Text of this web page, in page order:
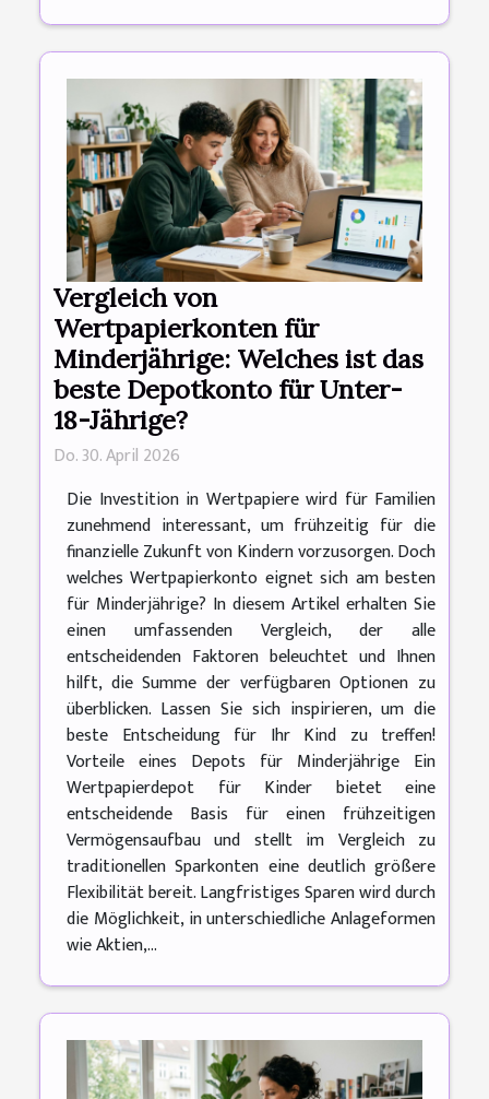
Vergleich von
Wertpapierkonten für
Minderjährige: Welches ist das
beste Depotkonto für Unter-
18-Jährige?
Do. 30. April 2026
Die Investition in Wertpapiere wird für Familien
zunehmend interessant, um frühzeitig für die
finanzielle Zukunft von Kindern vorzusorgen. Doch
welches Wertpapierkonto eignet sich am besten
für Minderjährige? In diesem Artikel erhalten Sie
einen umfassenden Vergleich, der alle
entscheidenden Faktoren beleuchtet und Ihnen
hilft, die Summe der verfügbaren Optionen zu
überblicken. Lassen Sie sich inspirieren, um die
beste Entscheidung für Ihr Kind zu treffen!
Vorteile eines Depots für Minderjährige Ein
Wertpapierdepot für Kinder bietet eine
entscheidende Basis für einen frühzeitigen
Vermögensaufbau und stellt im Vergleich zu
traditionellen Sparkonten eine deutlich größere
Flexibilität bereit. Langfristiges Sparen wird durch
die Möglichkeit, in unterschiedliche Anlageformen
wie Aktien,...